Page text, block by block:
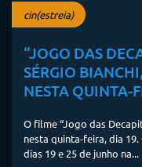
cin(estreia)
“JOGO DAS
SÉRGIO
NESTA QUINTA-
O filme “Jogo das
nesta quinta-feira, dia
dias 19 e 25 de junho na...